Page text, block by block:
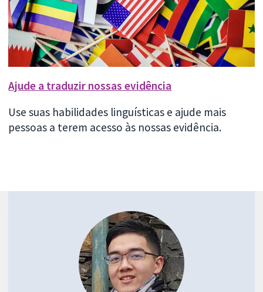
Ajude a traduzir nossas evidência
Use suas habilidades linguísticas e ajude mais
pessoas a terem acesso às nossas evidência.